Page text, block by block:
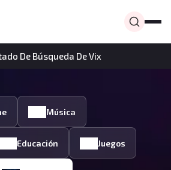
De Búsqueda De Vix
Música
Educación Juegos